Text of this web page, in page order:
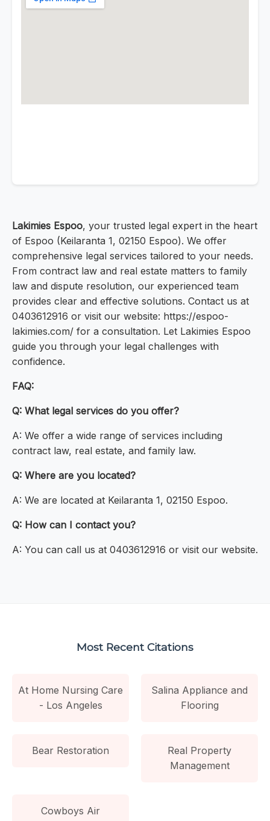
Lakimies Espoo, your trusted legal expert in the heart
of Espoo (Keilaranta 1, 02150 Espoo). We offer
comprehensive legal services tailored to your needs.
From contract law and real estate matters to family
law and dispute resolution, our experienced team
provides clear and effective solutions. Contact us at
0403612916 or visit our website: https://espoo-
lakimies.com/ for a consultation. Let Lakimies Espoo
guide you through your legal challenges with
confidence.
FAQ:
Q: What legal services do you offer?
A: We offer a wide range of services including
contract law, real estate, and family law.
Q: Where are you located?
A: We are located at Keilaranta 1, 02150 Espoo.
Q: How can I contact you?
A: You can call us at 0403612916 or visit our website.
Most Recent Citations
At Home Nursing Care
- Los Angeles
Salina Appliance and
Flooring
Bear Restoration
Real Property
Management
Cowboys Air